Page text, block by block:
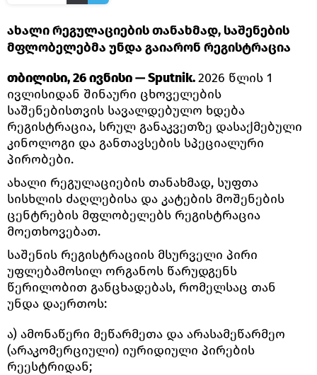
ახალი რეგულაციების თანახმად, საშენების
მფლობელებმა უნდა გაიარონ რეგისტრაცია
თბილისი, 26 ივნისი — Sputnik.2026 წლის 1
ივლისიდან შინაური ცხოველების
საშენებისთვის სავალდებულო ხდება
რეგისტრაცია, სრულ განაკვეთზე დასაქმებული
კინოლოგი და განთავსების სპეციალური
პირობები.
ახალი რეგულაციების თანახმად, სუფთა
სისხლის ძაღლებისა და კატების მოშენების
ცენტრების მფლობელებს რეგისტრაცია
მოეთხოვებათ.
საშენის რეგისტრაციის მსურველი პირი
უფლებამოსილ ორგანოს წარუდგენს
წერილობით განცხადებას, რომელსაც თან
უნდა დაერთოს:
ა) ამონაწერი მეწარმეთა და არასამეწარმეო
(არაკომერციული) იურიდიული პირების
რეესტრიდან;